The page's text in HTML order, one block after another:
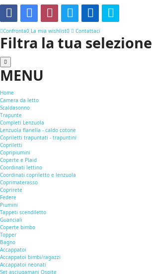
Confronta0 La mia wishlist0 Contattaci
Filtra la tua selezione
MENU
Home
Camera da letto
Scaldasonno
Trapunte
Completi Lenzuola
Lenzuola flanella - caldo cotone
Copriletti trapuntati - trapuntini
Copriletti
Copripiumini
Coperte e Plaid
Coordinati lettino
Coordinati copriletto e lenzuola
Coprimaterasso
Coprirete
Federe
Piumini
Tappeti scendiletto
Guanciali
Coperte bimbo
Topper
Bagno
Accappatoi
Accappatoi bimbi/ragazzi
Accappatoi neonati
Set asciugamani Ospite